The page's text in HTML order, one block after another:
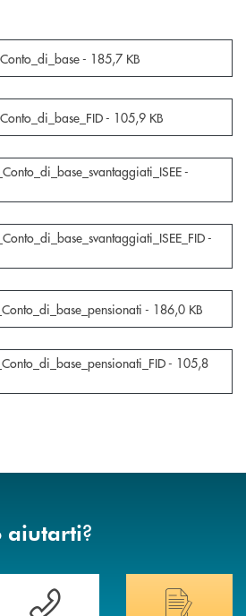
una nuova finestra
- 185,7 KB
una nuova finestra- 105,9 KB
una nuova finestra
-
una nuova finestra
-
una nuova finestra - 186,0 KB
una nuova finestra - 105,8
aiutarti?
te&nbsp;
Hai bisogno di assistenza immediata?
Hai bisogno di